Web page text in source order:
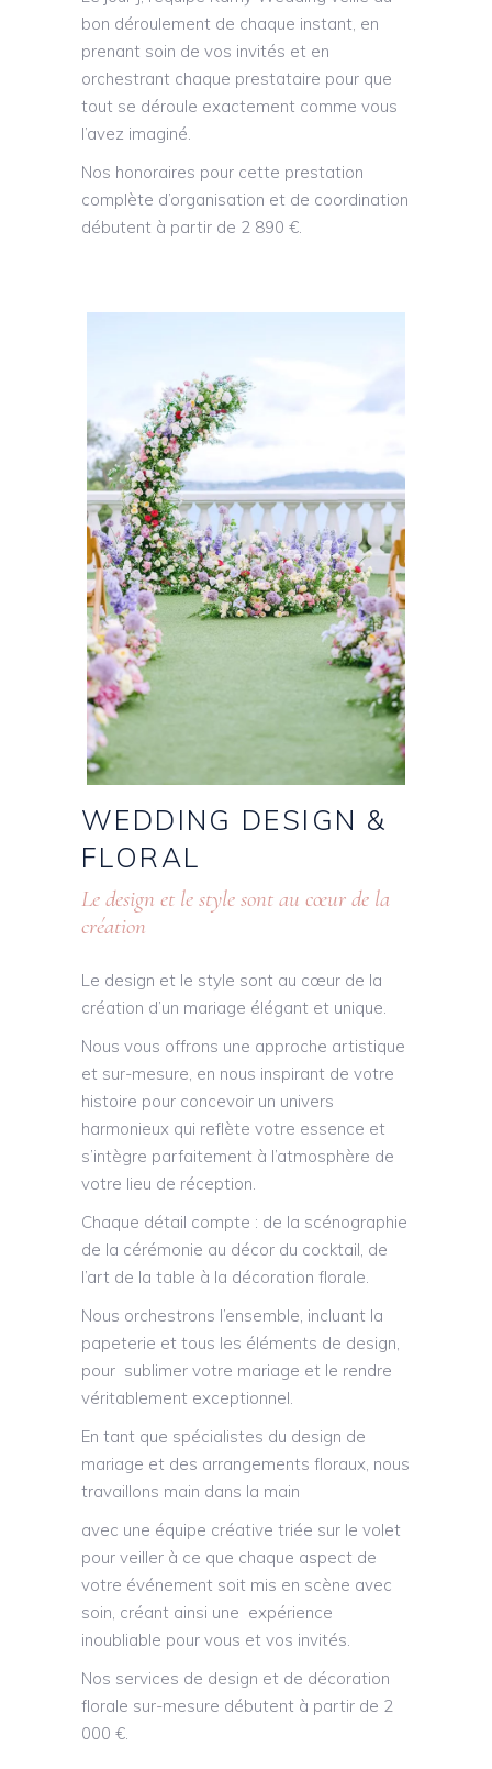
bon déroulement de chaque instant, en
prenant soin de vos invités et en
orchestrant chaque prestataire pour que
tout se déroule exactement comme vous
l’avez imaginé.
Nos honoraires pour cette prestation
complète d’organisation et de coordination
débutent à partir de 2 890 €.
WEDDING DESIGN &
FLORAL
Le design et le style sont au cœur de la
création
Le design et le style sont au cœur de la
création d’un mariage élégant et unique.
Nous vous offrons une approche artistique
et sur-mesure, en nous inspirant de votre
histoire pour concevoir un univers
harmonieux qui reflète votre essence et
s’intègre parfaitement à l’atmosphère de
votre lieu de réception.
​Chaque détail compte : de la scénographie
de la cérémonie au décor du cocktail, de
l’art de la table à la décoration florale.
Nous orchestrons l’ensemble, incluant la
papeterie et tous les éléments de design,
pour sublimer votre mariage et le rendre
véritablement exceptionnel.
​En tant que spécialistes du design de
mariage et des arrangements floraux, nous
travaillons main dans la main
avec une équipe créative triée sur le volet
pour veiller à ce que chaque aspect de
votre événement soit mis en scène avec
soin, créant ainsi une expérience
inoubliable pour vous et vos invités.
​Nos services de design et de décoration
florale sur-mesure débutent à partir de 2
000 €.